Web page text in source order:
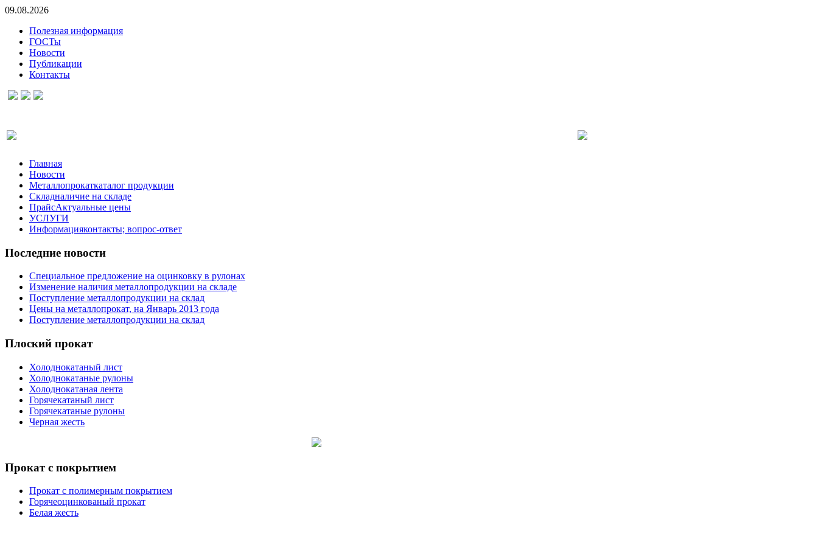
09.08.2026
Полезная информация
ГОСТы
Новости
Публикации
Контакты
Главная
Новости
Металлопрокаткаталог продукции
Складналичие на складе
ПрайсАктуальные цены
УСЛУГИ
Информацияконтакты; вопрос-ответ
Последние новости
Специальное предложение на оцинковку в рулонах
Изменение наличия металлопродукции на складе
Поступление металлопродукции на склад
Цены на металлопрокат, на Январь 2013 года
Поступление металлопродукции на склад
Плоский прокат
Холоднокатаный лист
Холоднокатаные рулоны
Холоднокатаная лента
Горячекатаный лист
Горячекатаные рулоны
Черная жесть
Прокатс покрытием
Прокат с полимерным покрытием
Горячеоцинкованый прокат
Белая жесть